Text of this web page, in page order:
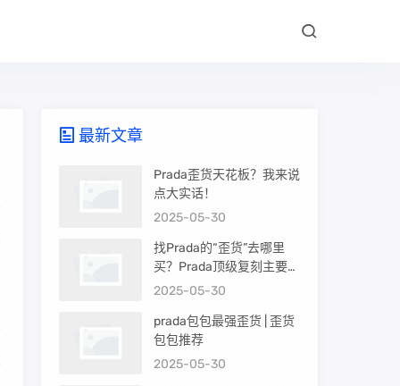
最新文章
Prada歪货天花板？我来说
点大实话！
2025-05-30
找Prada的“歪货”去哪里
买？Prada顶级复刻主要渠
道盘点
2025-05-30
prada包包最强歪货 | 歪货
包包推荐
2025-05-30